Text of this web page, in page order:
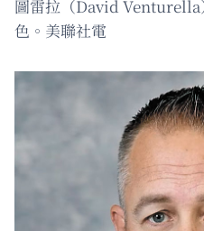
圖雷拉（David Venturella
色。美聯社電